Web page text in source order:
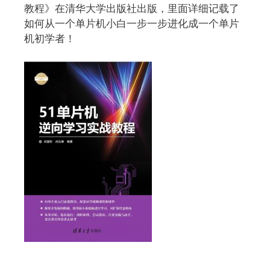
教程》在清华大学出版社出版，里面详细记载了
如何从一个单片机小白一步一步进化成一个单片
机初学者！